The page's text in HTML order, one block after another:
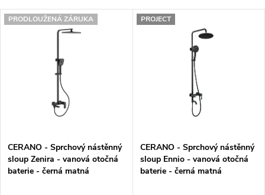
z
r
o
Nejdražší
V
r
o
PRODLOUŽENÁ ZÁRUKA
CERANO - Sprchový nástěnný
sloup Zenira - vanová otočná
baterie - černá matná
PROJECT
CERANO - Sprchový nástěnný
sloup Ennio - vanová otočná
baterie - černá matná